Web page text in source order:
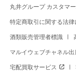
丸井グループ カスタマ
特定商取引に関する法
酒類販売管理者標識
マルイウェブチャネル
宅配買取サービス